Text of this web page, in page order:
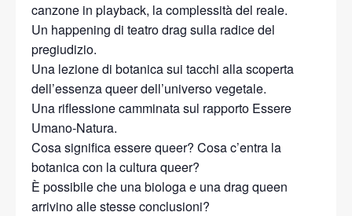
canzone in playback, la complessità del reale.
Un happening di teatro drag sulla radice del
pregiudizio.
Una lezione di botanica sui tacchi alla scoperta
dell’essenza queer dell’universo vegetale.
Una riflessione camminata sul rapporto Essere
Umano-Natura.
Cosa significa essere queer? Cosa c’entra la
botanica con la cultura queer?
È possibile che una biologa e una drag queen
arrivino alle stesse conclusioni?